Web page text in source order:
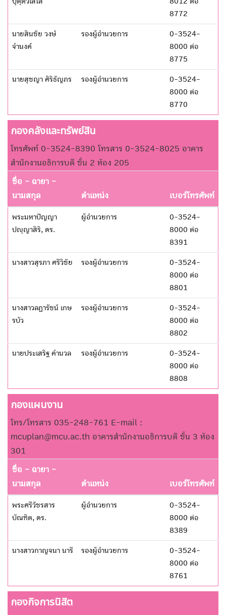
8772
นายสินชัย วงษ์
จำนงค์
รองผู้อำนวยการ
0-3524-
8000 ต่อ
8775
นายสุชญา ศิริธัญภร รองผู้อำนวยการ
0-3524-
8000 ต่อ
8770
กองคลังและทรัพย์สิน
โทรศัพท์ 0-3524-8390 โทรสาร 0-3524-8025 อาคาร
สำนักงานอธิการบดี ชั้น 2 ห้อง 205
ชื่อ - ฉายา -
นามสกุล
ตำแหน่ง เบอร์โทรศัพท์
พระมหาปัญญา
ปญฺญาสิริ, ดร.
ผู้อำนวยการ
0-3524-
8000 ต่อ
8391
นางสาวสุรภา ศรีวิชัย รองผู้อำนวยการ
0-3524-
8000 ต่อ
8801
นางสาวลฎารัชน์ เกษ
รบัว
รองผู้อำนวยการ
0-3524-
8000 ต่อ
8802
นายประเสริฐ คำนวล รองผู้อำนวยการ
0-3524-
8000 ต่อ
8808
กองแผนงาน
โทร/โทรสาร 035-248-761 E-mail :
mcuplan@mcu.ac.th อาคารสำนักงานอธิการบดี ชั้น 3 ห้อง
301
ชื่อ - ฉายา -
นามสกุล
ตำแหน่ง เบอร์โทรศัพท์
พระศรีวัชรสาร
บัณฑิต, ดร.
ผู้อำนวยการ
0-3524-
8000 ต่อ
8389
นางสาวกาญจนา นารี รองผู้อำนวยการ
0-3524-
8000 ต่อ
8761
กองกิจการนิสิต